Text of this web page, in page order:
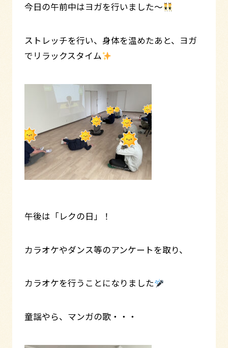
今日の午前中はヨガを行いました～
ストレッチを行い、身体を温めたあと、ヨガ
でリラックスタイム
午後は「レクの日」！
カラオケやダンス等のアンケートを取り、
カラオケを行うことになりました
童謡やら、マンガの歌・・・